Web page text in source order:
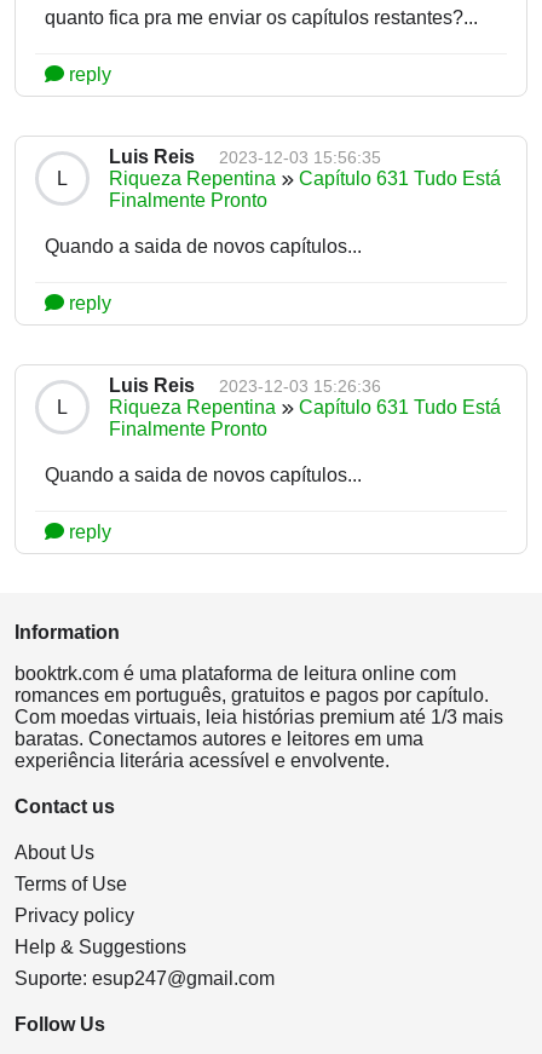
quanto fica pra me enviar os capítulos restantes?...
reply
L
Luis Reis 2023-12-03 15:56:35
Riqueza Repentina
Capítulo 631 Tudo Está
Finalmente Pronto
Quando a saida de novos capítulos...
reply
L
Luis Reis 2023-12-03 15:26:36
Riqueza Repentina
Capítulo 631 Tudo Está
Finalmente Pronto
Quando a saida de novos capítulos...
reply
Information
booktrk.com é uma plataforma de leitura online com
romances em português, gratuitos e pagos por capítulo.
Com moedas virtuais, leia histórias premium até 1/3 mais
baratas. Conectamos autores e leitores em uma
experiência literária acessível e envolvente.
Contact us
About Us
Terms of Use
Privacy policy
Help & Suggestions
Suporte: esup247@gmail.com
Follow Us